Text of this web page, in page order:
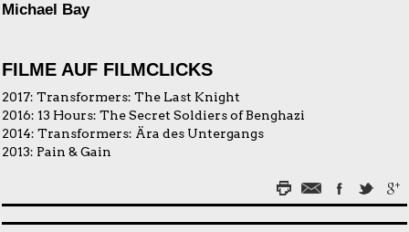
Michael Bay
FILME AUF FILMCLICKS
2017: Transformers: The Last Knight
2016: 13 Hours: The Secret Soldiers of Benghazi
2014: Transformers: Ära des Untergangs
2013: Pain & Gain